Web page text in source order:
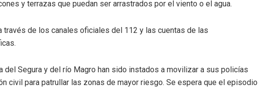
y terrazas que puedan ser arrastrados por el viento o el agua.
través de los canales oficiales del 112 y las cuentas de las
del Segura y del río Magro han sido instados a movilizar a sus policías
civil para patrullar las zonas de mayor riesgo. Se espera que el episodio